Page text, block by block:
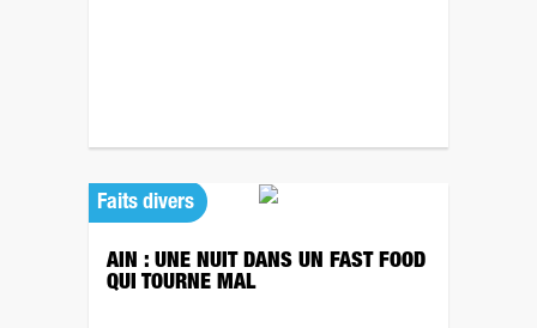
Faits divers
AIN : UNE NUIT DANS UN FAST FOOD
QUI TOURNE MAL